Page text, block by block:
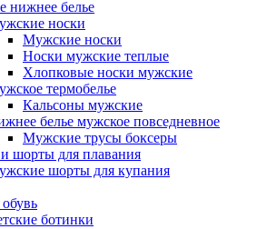
нижнее белье
носки
Мужские носки
Носки мужские теплые
Хлопковые носки мужские
термобелье
Кальсоны мужские
белье мужское повседневное
Мужские трусы боксеры
шорты для плавания
шорты для купания
ботинки